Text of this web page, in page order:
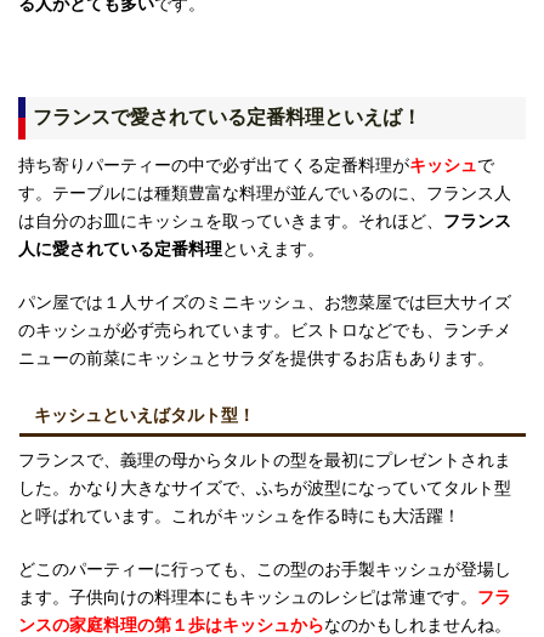
フランスで愛されている定番料理といえば！
持ち寄りパーティーの中で必ず出てくる定番料理がキッシュで
す。テーブルには種類豊富な料理が並んでいるのに、フランス人
は自分のお皿にキッシュを取っていきます。それほど、 フランス
人に愛されている定番料理といえます。
パン屋では１人サイズのミニキッシュ、お惣菜屋では巨大サイズ
のキッシュが必ず売られています。ビストロなどでも、ランチメ
ニューの前菜にキッシュとサラダを提供するお店もあります。
キッシュといえばタルト型！
フランスで、義理の母からタルトの型を最初にプレゼントされま
した。かなり大きなサイズで、ふちが波型になっていてタルト型
と呼ばれています。これがキッシュを作る時にも大活躍！
どこのパーティーに行っても、この型のお手製キッシュが登場し
ます。子供向けの料理本にもキッシュのレシピは常連です。 フラ
ンスの家庭料理の第１歩はキッシュからなのかもしれませんね。